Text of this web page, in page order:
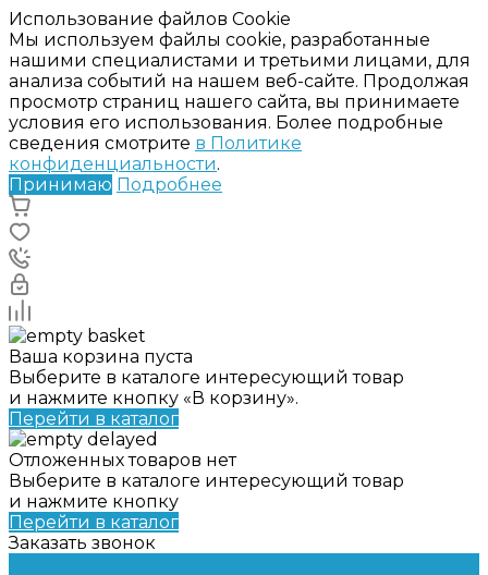
Использование файлов Cookie
Мы используем файлы cookie, разработанные
нашими специалистами и третьими лицами, для
анализа событий на нашем веб-сайте. Продолжая
просмотр страниц нашего сайта, вы принимаете
условия его использования. Более подробные
сведения смотрите в Политике
конфиденциальности.
Принимаю Подробнее
Ваша корзина пуста
Выберите в каталоге интересующий товар
и нажмите кнопку «В корзину».
Перейти в каталог
Отложенных товаров нет
Выберите в каталоге интересующий товар
и нажмите кнопку
Перейти в каталог
Заказать звонок